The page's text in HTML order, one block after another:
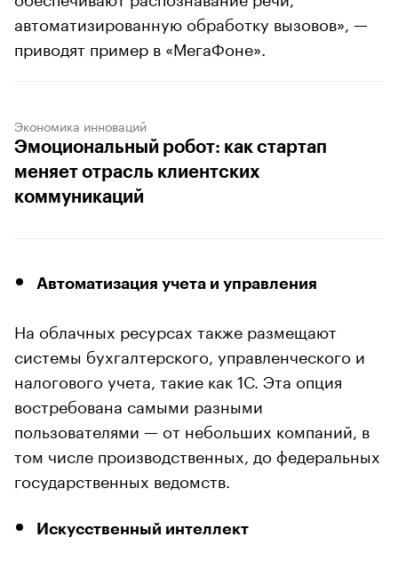
автоматизированную обработку вызовов», —
приводят пример в «МегаФоне».
Экономика инноваций
Эмоциональный робот: как стартап
меняет отрасль клиентских
коммуникаций
Автоматизация учета и управления
На облачных ресурсах также размещают
системы бухгалтерского, управленческого и
налогового учета, такие как 1С. Эта опция
востребована самыми разными
пользователями — от небольших компаний, в
том числе производственных, до федеральных
государственных ведомств.
Искусственный интеллект